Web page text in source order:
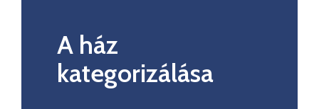
A ház
kategorizálása